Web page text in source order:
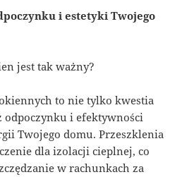
i estetyki Twojego
jest tak ważny?
to nie tylko kwestia
odpoczynku i efektywności
Twojego domu. Przeszklenia
dla izolacji cieplnej, co
w rachunkach za